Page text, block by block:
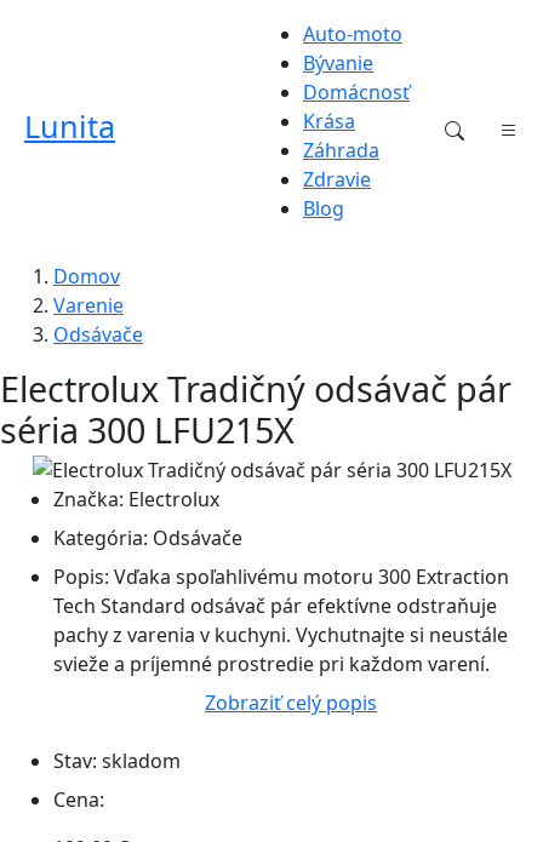
Lunita
Auto-moto
Bývanie
Domácnosť
Krása
Záhrada
Zdravie
Blog
Domov
Varenie
Odsávače
Electrolux Tradičný odsávač pár
séria 300 LFU215X
Značka: Electrolux
Kategória: Odsávače
Popis: Vďaka spoľahlivému motoru 300 Extraction
Tech Standard odsávač pár efektívne odstraňuje
pachy z varenia v kuchyni. Vychutnajte si neustále
svieže a príjemné prostredie pri každom varení.
Zobraziť celý popis
Stav: skladom
Cena: